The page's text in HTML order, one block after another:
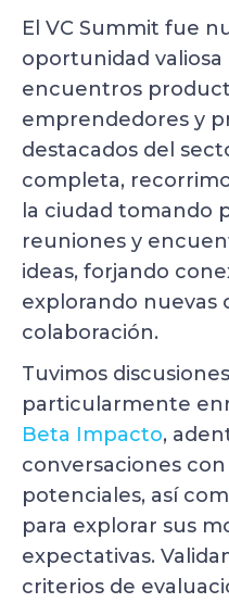
El VC Summit fue
oportunidad valiosa
encuentros
emprendedores y
destacados del
completa,
la ciudad tomando
reuniones y
ideas, forjando
explorando nuevas
colaboración.
Tuvimos
particularmente
Beta Impacto,
conversaciones
potenciales, así
para explorar sus
expectativas.
criterios de